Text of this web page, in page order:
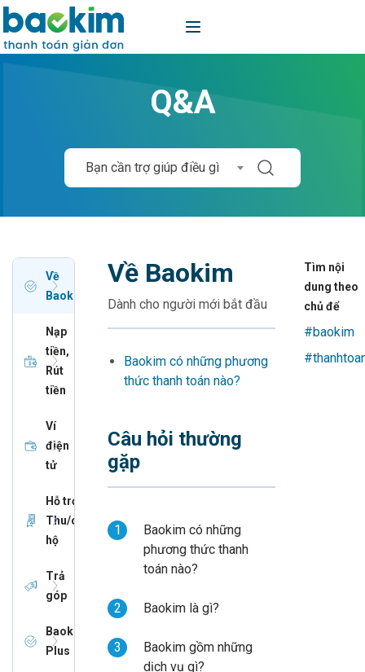
Q&A
Bạn cần trợ giúp điều gì
Về
Baokim
Nạp
tiền,
Rút
tiền
Ví
điện
tử
Hỗ trợ
Thu/chi
hộ
Trả
góp
Baokim
Plus
Về Baokim
Dành cho người mới bắt đầu
Baokim có những phương
thức thanh toán nào?
Câu hỏi thường
gặp
1
Baokim có những
phương thức thanh
toán nào?
2 Baokim là gì?
3
Baokim gồm những
dịch vụ gì?
Tìm nội
dung theo
chủ để
#baokim